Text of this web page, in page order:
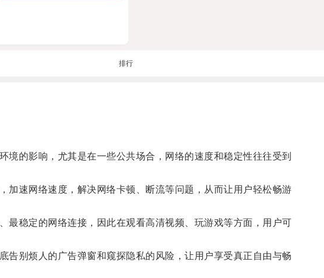
排行
的影响，尤其是在一些公共场合，网络的速度和稳定性往往受到
速网络速度，解决网络卡顿、断流等问题，从而让用户轻松畅游
稳定的网络连接，因此在观看高清视频、玩游戏等方面，用户可
别烦人的广告弹窗和窥探隐私的风险，让用户享受真正自由与畅